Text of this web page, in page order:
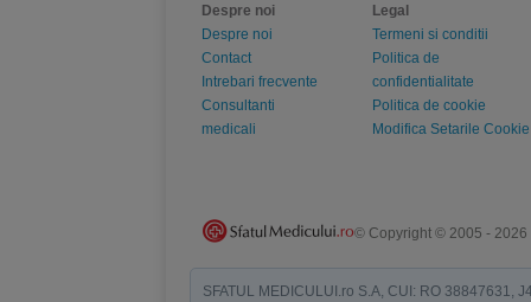
Despre noi
Despre noi
Contact
Intrebari frecvente
Consultanti
medicali
Legal
Termeni si conditii
Politica de
confidentialitate
Politica de cookie
Modifica Setarile Cookie
© Copyright © 2005 - 2026
SFATUL MEDICULUI.ro S.A, CUI: RO 38847631,